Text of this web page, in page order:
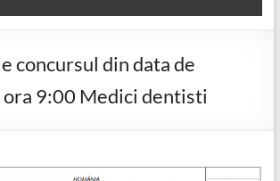
concursul din data de
9:00 Medici dentisti